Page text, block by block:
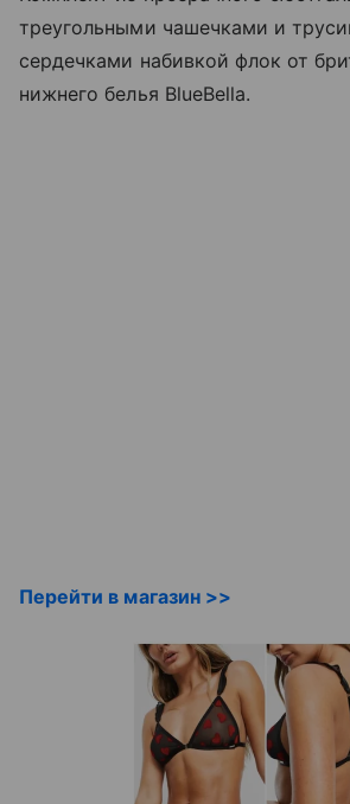
треугольными чашечками и
сердечками набивкой флок от
нижнего белья BlueBella.
Перейти в магазин >>